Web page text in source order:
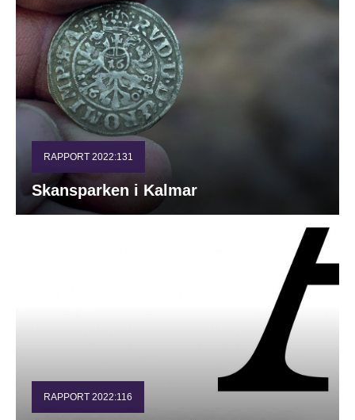
RAPPORT 2022:131
Skansparken i Kalmar
RAPPORT 2022:116